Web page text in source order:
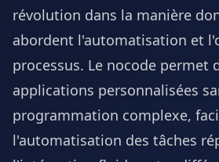
révolution dans la manière
abordent l'automatisation et
processus. Le nocode permet
applications personnalisées
programmation complexe,
l'automatisation des tâches